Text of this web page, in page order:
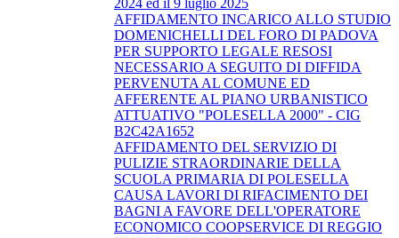
AFFIDAMENTO INCARICO ALLO STUDIO
DOMENICHELLI DEL FORO DI PADOVA
PER SUPPORTO LEGALE RESOSI
NECESSARIO A SEGUITO DI DIFFIDA
PERVENUTA AL COMUNE ED
AFFERENTE AL PIANO URBANISTICO
ATTUATIVO "POLESELLA 2000" - CIG
B2C42A1652
AFFIDAMENTO DEL SERVIZIO DI
PULIZIE STRAORDINARIE DELLA
SCUOLA PRIMARIA DI POLESELLA
CAUSA LAVORI DI RIFACIMENTO DEI
BAGNI A FAVORE DELL'OPERATORE
ECONOMICO COOPSERVICE DI REGGIO